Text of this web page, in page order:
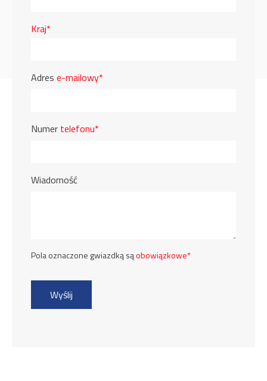
Kraj*
Adres e-mailowy*
Numer telefonu*
Wiadomość
Pola oznaczone gwiazdką sąobowiązkowe*